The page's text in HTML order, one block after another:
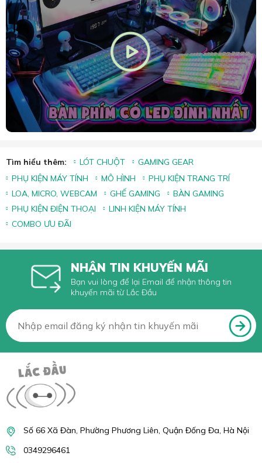
Tìm hiểu thêm: LÓT CHUỘT
GAMING GEAR
PHỤ KIỆN MÁY TÍNH
MÔ HÌNH
PHỤ KIỆN TRANG TRÍ
LOA, MICRO, WEBCAM
GHẾ GAMING
BÀN GAMING
PHỤ KIỆN ĐIỆN THOẠI
LINH KIỆN MÁY TÍNH
COMBO ƯU ĐÃI
NHẬN TIN KHUYẾN MÃI
Bạn vui lòng để lại Email để nhận thông tin
khuyến mãi từ Lắc Đầu
Số 66 Xã Đàn, Phường Phương Liên, Quận Đống Đa, Hà Nội
0349296461